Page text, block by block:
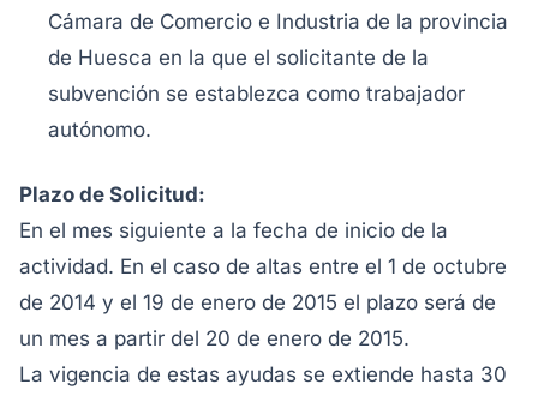
Cámara de Comercio e Industria de la provincia
de Huesca en la que el solicitante de la
subvención se establezca como trabajador
autónomo.
Plazo de Solicitud:
En el mes siguiente a la fecha de inicio de la
actividad. En el caso de altas entre el 1 de octubre
de 2014 y el 19 de enero de 2015 el plazo será de
un mes a partir del 20 de enero de 2015.
La vigencia de estas ayudas se extiende hasta 30